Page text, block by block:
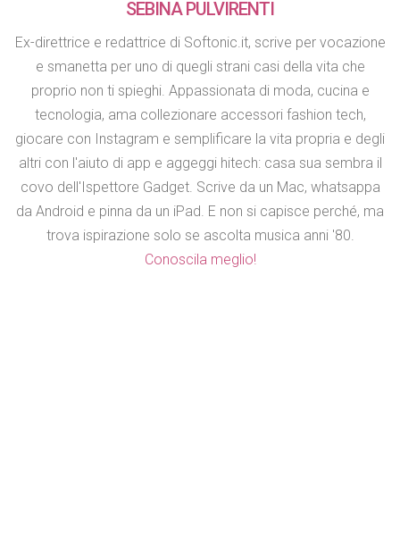
SEBINA PULVIRENTI
Ex-direttrice e redattrice di Softonic.it, scrive per vocazione
e smanetta per uno di quegli strani casi della vita che
proprio non ti spieghi. Appassionata di moda, cucina e
tecnologia, ama collezionare accessori fashion tech,
giocare con Instagram e semplificare la vita propria e degli
altri con l'aiuto di app e aggeggi hitech: casa sua sembra il
covo dell'Ispettore Gadget. Scrive da un Mac, whatsappa
da Android e pinna da un iPad. E non si capisce perché, ma
trova ispirazione solo se ascolta musica anni '80.
Conoscila meglio!